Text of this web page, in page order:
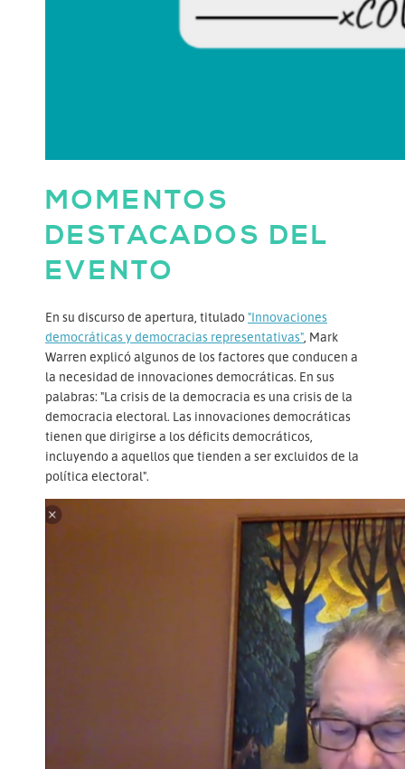
MOMENTOS
DESTACADOS DEL
EVENTO
En su discurso de apertura, titulado"Innovaciones
democráticas y democracias representativas" , Mark
Warren explicó algunos de los factores que conducen a
la necesidad de innovaciones democráticas. En sus
palabras: "La crisis de la democracia es una crisis de la
democracia electoral. Las innovaciones democráticas
tienen que dirigirse a los déficits democráticos,
incluyendo a aquellos que tienden a ser excluidos de la
política electoral".